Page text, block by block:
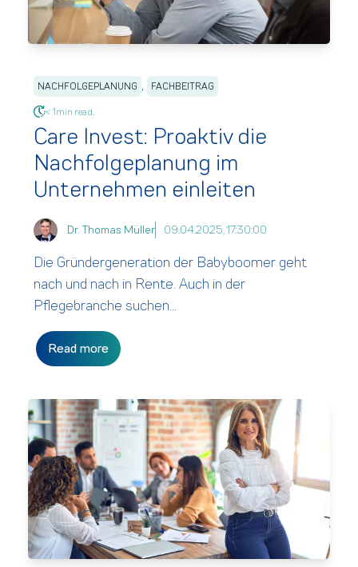
NACHFOLGEPLANUNG , FACHBEITRAG
< 1min read.
Care Invest: Proaktiv die
Nachfolgeplanung im
Unternehmen einleiten
Dr. Thomas Müller 09.04.2025, 17:30:00
Die Gründergeneration der Babyboomer geht
nach und nach in Rente. Auch in der
Pflegebranche suchen...
Read more